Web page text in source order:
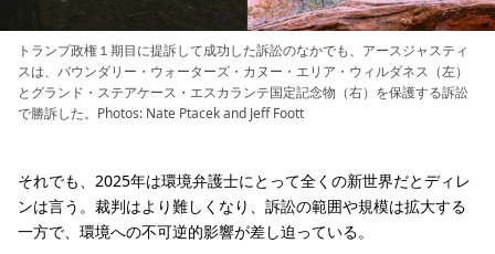
トランプ政権１期目に提訴して成功した訴訟のなかでも、アースジャスティ
スは、バウンダリー・ウォーターズ・カヌー・エリア・ウィルダネス（左）
とグランド・ステアケース・エスカランテ国定記念物（右）を保護する訴訟
で勝訴した。Photos: Nate Ptacek and Jeff Foott
それでも、2025年は環境弁護士にとって全くの新世界だとディレ
ンは言う。裁判はより難しくなり、訴訟の範囲や規模は拡大する
一方で、環境への不可逆的影響が差し迫っている。